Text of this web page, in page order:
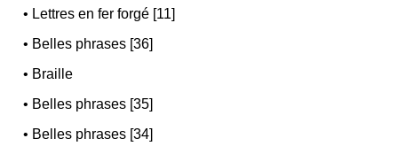
• Lettres en fer forgé [11]
• Belles phrases [36]
• Braille
• Belles phrases [35]
• Belles phrases [34]